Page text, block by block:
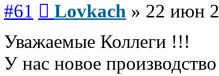
#61 Lovkach » 22 июн
Уважаемые Коллеги !!!
У нас новое